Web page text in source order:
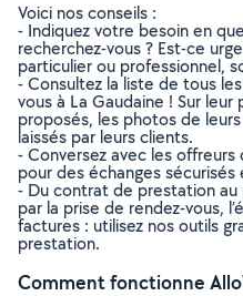
Voici nos conseils :
- Indiquez votre besoin en
recherchez-vous ? Est-ce
particulier ou professionnel,
- Consultez la liste de tous
vous à La Gaudaine ! Sur
proposés, les photos de
laissés par leurs clients.
- Conversez avec les offreurs
pour des échanges
- Du contrat de prestation
par la prise de rendez-vous,
factures : utilisez nos outils
prestation.
Comment fonctionne